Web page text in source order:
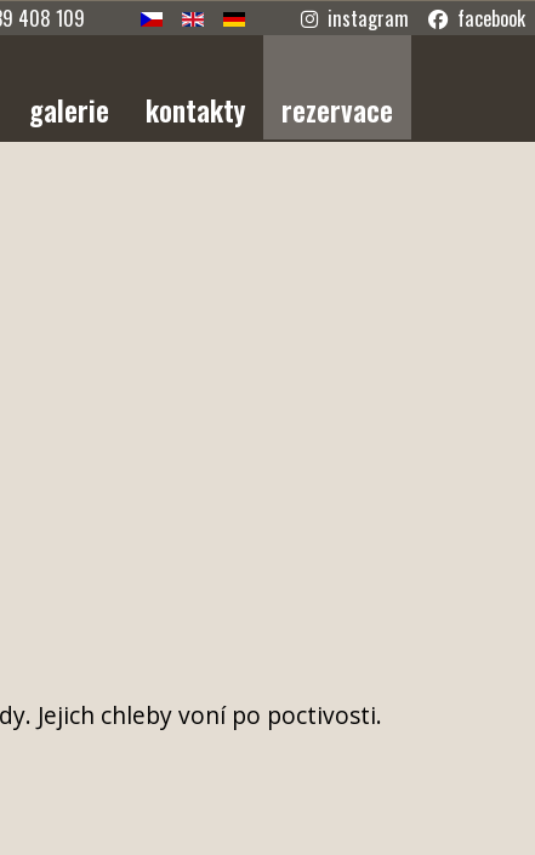
408 109 instagram facebook
galerie kontakty rezervace
Jejich chleby voní po poctivosti.